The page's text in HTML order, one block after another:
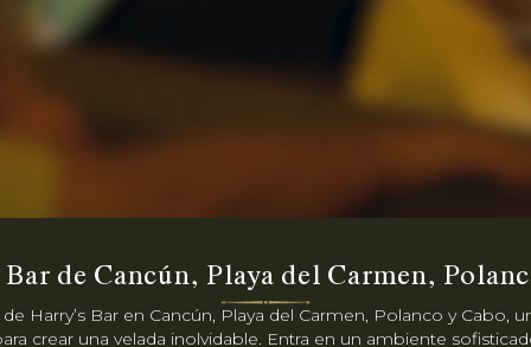
de Cancún, Playa del Carmen,
Harry’s Bar en Cancún, Playa del Carmen, Polanco y Cabo,
crear una velada inolvidable. Entra en un ambiente